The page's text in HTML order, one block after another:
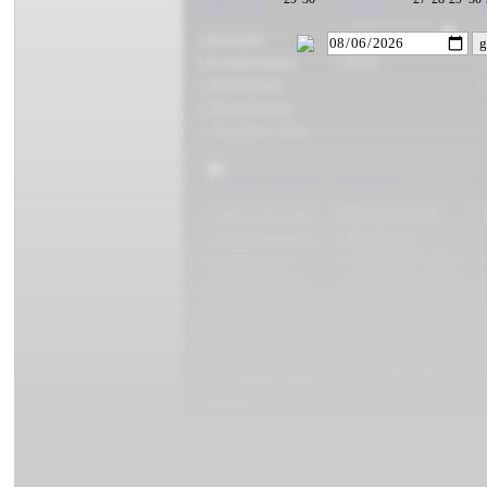
•
• Hilfe
•